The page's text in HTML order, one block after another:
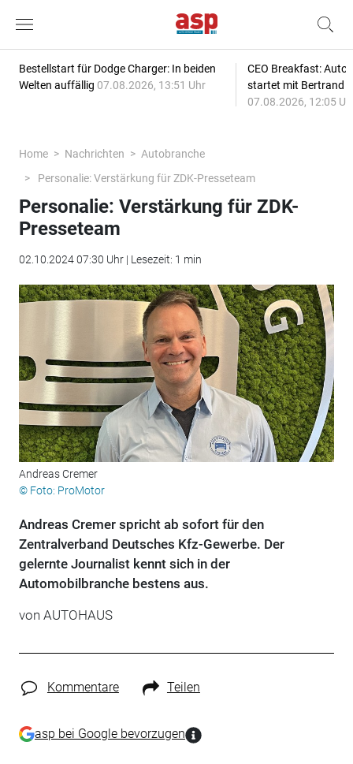
Bestellstart für Dodge Charger: In beiden
Welten auffällig 07.08.2026, 13:51 Uhr
CEO Breakfast:
startet mit Bertrand
07.08.2026, 12:05
Home Nachrichten
Autobranche
Personalie: Verstärkung für ZDK-Presseteam
Personalie: Verstärkung für ZDK-
Presseteam
02.10.2024 07:30 Uhr | Lesezeit: 1 min
Andreas Cremer
© Foto: ProMotor
Andreas Cremer spricht ab sofort für den
Zentralverband Deutsches Kfz-Gewerbe. Der
gelernte Journalist kennt sich in der
Automobilbranche bestens aus.
von AUTOHAUS
Kommentare Teilen
asp bei Google bevorzugen